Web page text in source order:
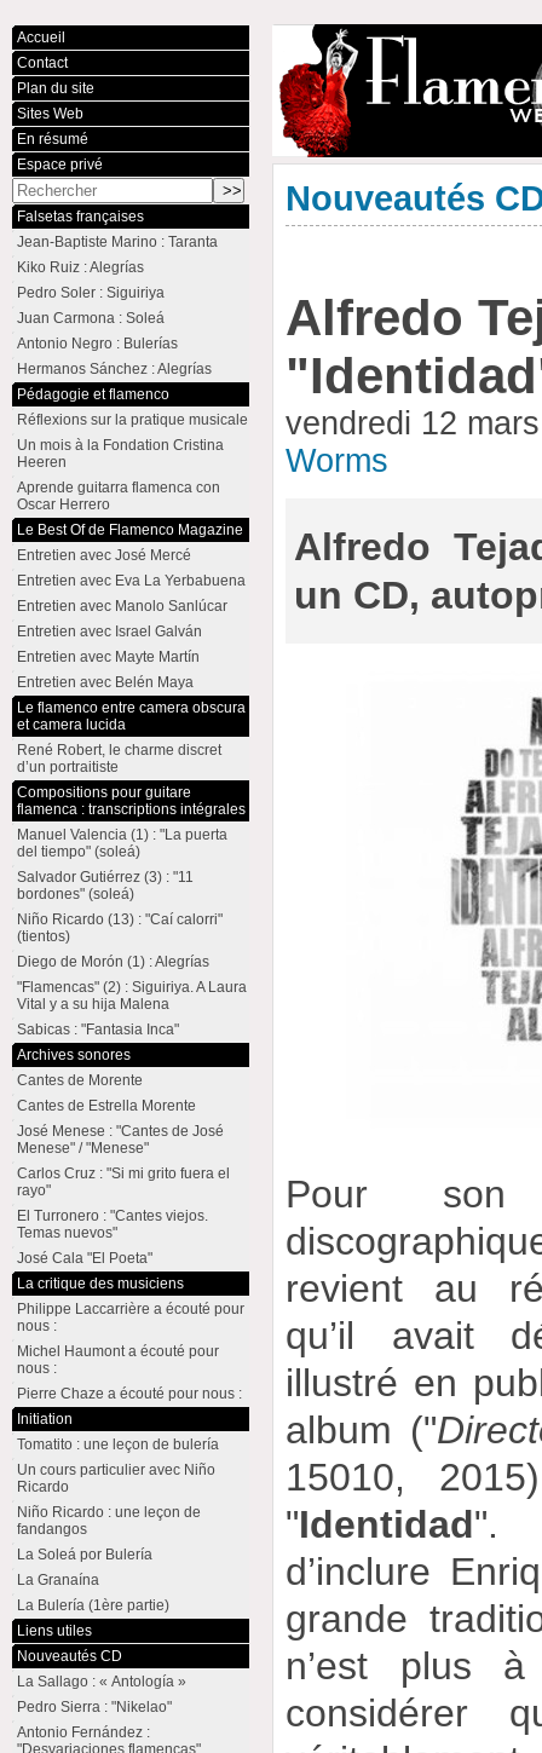
Nouveautés
Alfredo
vendredi 12
Worms
Alfredo
un CD,
Pour son
revient au
qu’il avait
illustré en
album ("
15010,
"Identidad".
d’inclure
grande
n’est plus
considérer
Accueil
Contact
Plan du site
Sites Web
En résumé
Espace privé
Falsetas françaises
Jean-Baptiste Marino : Taranta
Kiko Ruiz : Alegrías
Pedro Soler : Siguiriya
Juan Carmona : Soleá
Antonio Negro : Bulerías
Hermanos Sánchez : Alegrías
Pédagogie et flamenco
Réflexions sur la pratique musicale
Un mois à la Fondation Cristina
Heeren
Aprende guitarra flamenca con
Oscar Herrero
Le Best Of de Flamenco Magazine
Entretien avec José Mercé
Entretien avec Eva La Yerbabuena
Entretien avec Manolo Sanlúcar
Entretien avec Israel Galván
Entretien avec Mayte Martín
Entretien avec Belén Maya
Le flamenco entre camera obscura
et camera lucida
René Robert, le charme discret
d’un portraitiste
Compositions pour guitare
flamenca : transcriptions intégrales
Manuel Valencia (1) : "La puerta
del tiempo" (soleá)
Salvador Gutiérrez (3) : "11
bordones" (soleá)
Niño Ricardo (13) : "Caí calorri"
(tientos)
Diego de Morón (1) : Alegrías
"Flamencas" (2) : Siguiriya. A Laura
Vital y a su hija Malena
Sabicas : "Fantasia Inca"
Archives sonores
Cantes de Morente
Cantes de Estrella Morente
José Menese : "Cantes de José
Menese" / "Menese"
Carlos Cruz : "Si mi grito fuera el
rayo"
El Turronero : "Cantes viejos.
Temas nuevos"
José Cala "El Poeta"
La critique des musiciens
Philippe Laccarrière a écouté pour
nous :
Michel Haumont a écouté pour
nous :
Pierre Chaze a écouté pour nous :
Initiation
Tomatito : une leçon de bulería
Un cours particulier avec Niño
Ricardo
Niño Ricardo : une leçon de
fandangos
La Soleá por Bulería
La Granaína
La Bulería (1ère partie)
Liens utiles
Nouveautés CD
La Sallago : « Antología »
Pedro Sierra : "Nikelao"
Antonio Fernández :
"Desvariaciones flamencas"